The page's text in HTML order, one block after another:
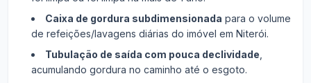
Caixa de gordura subdimensionada para o volume
de refeições/lavagens diárias do imóvel em Niterói.
Tubulação de saída com pouca declividade
acumulando gordura no caminho até o esgoto.